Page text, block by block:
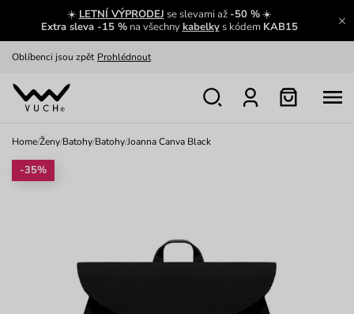
☀️ LETNÍ VÝPRODEJ se slevami až -50 %☀️
Extra sleva -15 %na všechnykabelkys kódem KAB15
Výměna a vrácení zdarma Zobrazit
Oblíbenci jsou zpět Prohlédnout
Nech se inspirovat
Home/Ženy/Batohy/Batohy/Joanna Canva Black
-35%